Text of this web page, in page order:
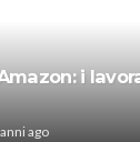
i
ago